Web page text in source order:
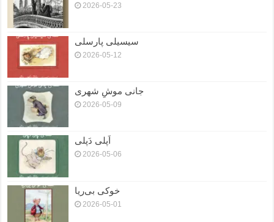
2026-05-23
سیسیلی پارسلی
2026-05-12
جانی موشِ شهری
2026-05-09
اَپلی دَپلی
2026-05-06
خوکی بی‌ریا
2026-05-01